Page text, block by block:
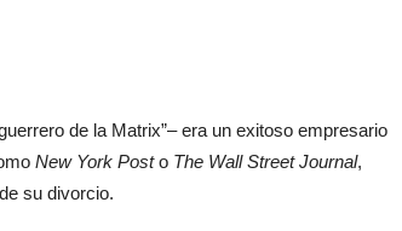
de la Matrix”– era un exitoso empresario
New York Posto The Wall Street Journal,
su divorcio.